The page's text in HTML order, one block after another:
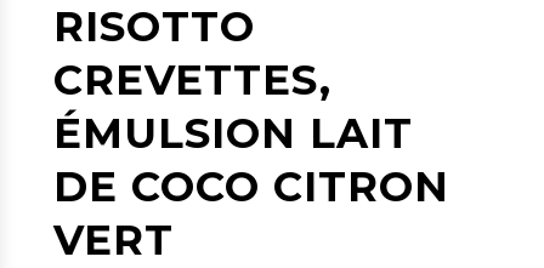
RISOTTO
CREVETTES,
ÉMULSION LAIT
DE COCO CITRON
VERT